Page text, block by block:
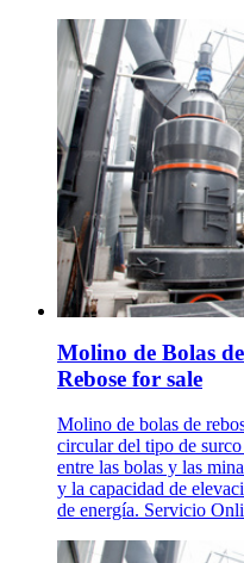
Molino de Bolas
Rebose for sale
Molino de bolas de
circular del tipo de surco
entre las bolas y las
y la capacidad de
de energía. Servicio